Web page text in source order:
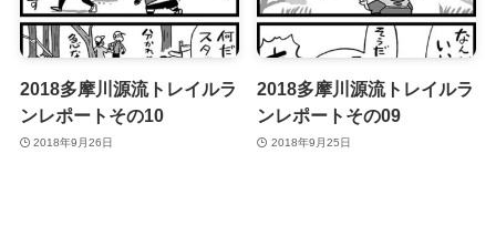
2018多摩川源流トレイルラ
ンレポートその10
2018年9月26日
2018多摩川源流トレイルラ
ンレポートその09
2018年9月25日